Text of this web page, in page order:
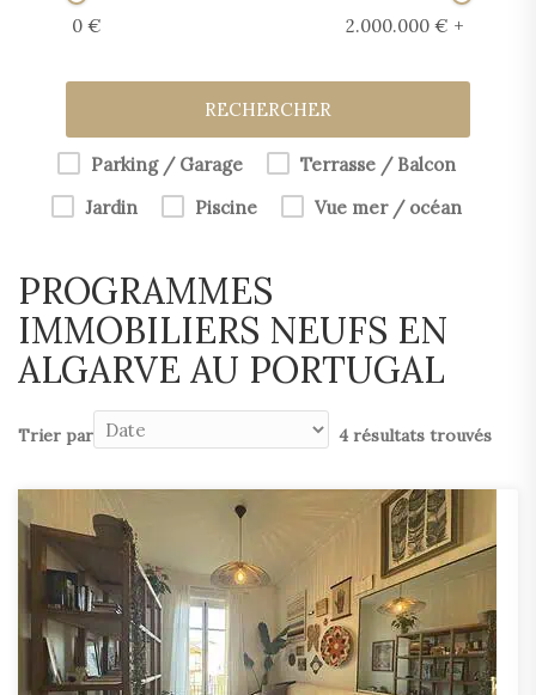
RECHERCHER
Parking / Garage
Terrasse / Balcon
Jardin
Piscine Vue mer / océan
PROGRAMMES
IMMOBILIERS NEUFS EN
ALGARVE AU PORTUGAL
Trier par 4 résultats trouvés